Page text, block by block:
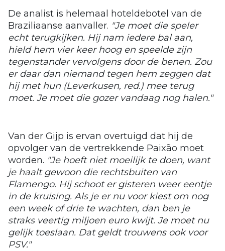
De analist is helemaal hoteldebotel van de
Braziliaanse aanvaller. "Je moet die speler
echt terugkijken. Hij nam iedere bal aan,
hield hem vier keer hoog en speelde zijn
tegenstander vervolgens door de benen. Zou
er daar dan niemand tegen hem zeggen dat
hij met hun (Leverkusen, red.) mee terug
moet. Je moet die gozer vandaag nog halen."
Van der Gijp is ervan overtuigd dat hij de
opvolger van de vertrekkende Paixão moet
worden. "Je hoeft niet moeilijk te doen, want
je haalt gewoon die rechtsbuiten van
Flamengo. Hij schoot er gisteren weer eentje
in de kruising. Als je er nu voor kiest om nog
een week of drie te wachten, dan ben je
straks veertig miljoen euro kwijt. Je moet nu
gelijk toeslaan. Dat geldt trouwens ook voor
PSV."